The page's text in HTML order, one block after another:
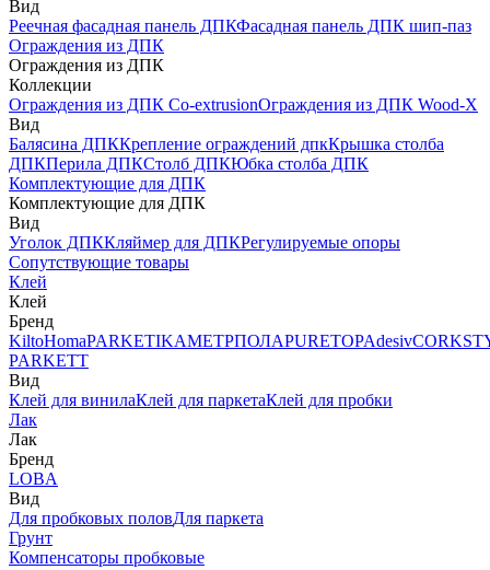
Вид
Реечная фасадная панель ДПКФасадная панель ДПК шип-паз
Ограждения из ДПК
Ограждения из ДПК
Коллекции
Ограждения из ДПК Co-extrusionОграждения из ДПК Wood-X
Вид
Балясина ДПККрепление ограждений дпкКрышка столба
ДПКПерила ДПКСтолб ДПКЮбка столба ДПК
Комплектующие для ДПК
Комплектующие для ДПК
Вид
Уголок ДПККляймер для ДПКРегулируемые опоры
Сопутствующие товары
Клей
Клей
Бренд
KiltoHomaPARKETIKAМЕТРПОЛАPURETOPAdesiv
PARKETT
Вид
Клей для винилаКлей для паркетаКлей для пробки
Лак
Лак
Бренд
LOBA
Вид
Для пробковых половДля паркета
Грунт
Компенсаторы пробковые